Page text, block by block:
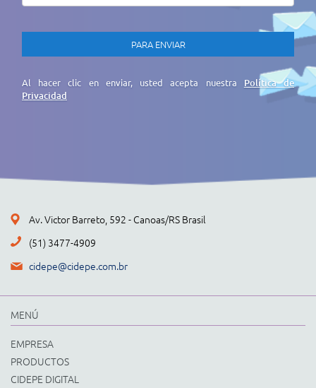
Al hacer clic en enviar, usted acepta nuestra Política de
Privacidad
Av. Victor Barreto, 592 - Canoas/RS Brasil
(51) 3477-4909
cidepe@cidepe.com.br
MENÚ
EMPRESA
PRODUCTOS
CIDEPE DIGITAL